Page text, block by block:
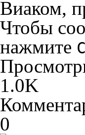
Виаком,
Чтобы
нажмите
1.0K
0